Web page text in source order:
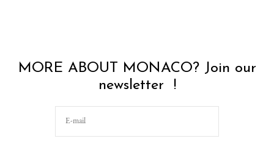
MORE ABOUT MONACO? Join our
newsletter !